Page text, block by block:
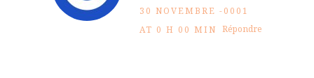
30 NOVEMBRE -0001
AT 0 H 00 MIN Répondre